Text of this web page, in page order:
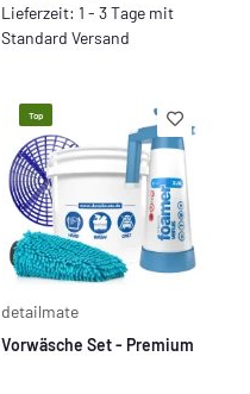
Lieferzeit: 1 - 3 Tage mit
Standard Versand
Top
detailmate
Vorwäsche Set - Premium